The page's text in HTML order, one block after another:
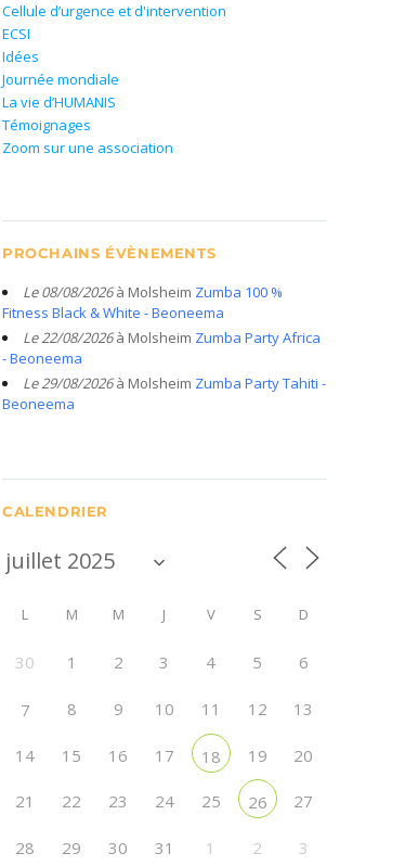
Cellule d’urgence et d'intervention
ECSI
Idées
Journée mondiale
La vie d’HUMANIS
Témoignages
Zoom sur une association
PROCHAINS ÉVÈNEMENTS
Le 08/08/2026à Molsheim Zumba 100 %
Fitness Black & White - Beoneema
Le 22/08/2026à Molsheim Zumba Party Africa
- Beoneema
Le 29/08/2026à Molsheim Zumba Party Tahiti -
Beoneema
CALENDRIER
L M M J V S D
30 1 2 3 4 5 6
7 8 9 10 11 12 13
14 15 16 17 18 19 20
21 22 23 24 25 26 27
28 29 30 31 1 2 3